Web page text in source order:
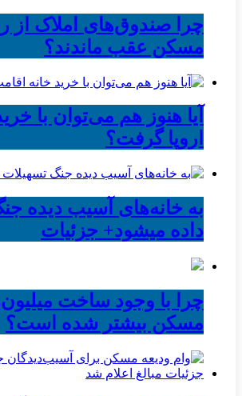
چرا صندوق‌های املاک از
مسکن عقب ماندند؟
آیا هنوز هم می‌توان با
اروپا گرفت؟
به خانه‌های آسیب دیده
داده میشود+ جزئیات
چرا با وجود ساخت
مسکن بیشتر شده است؟